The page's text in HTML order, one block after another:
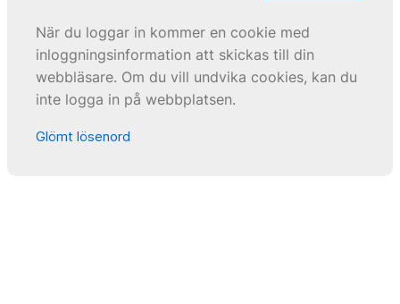
När du loggar in kommer en cookie med
inloggningsinformation att skickas till din
webbläsare. Om du vill undvika cookies, kan du
inte logga in på webbplatsen.
Glömt lösenord